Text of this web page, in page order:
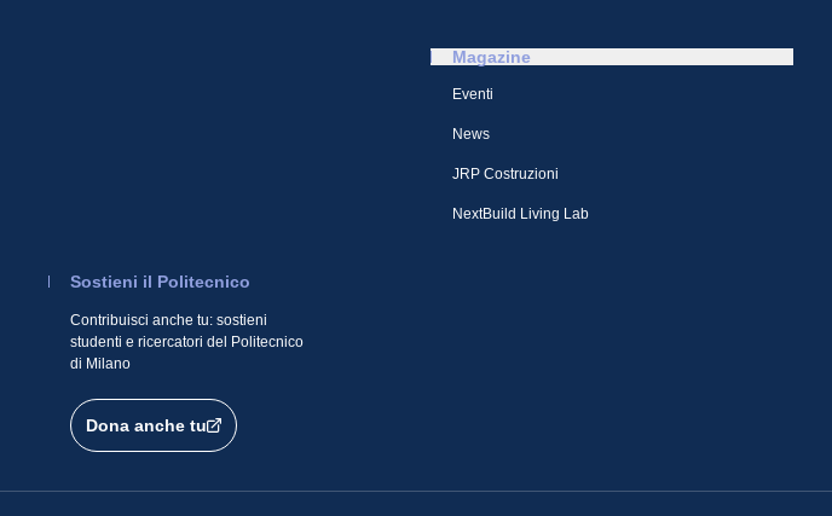
Magazine
Eventi
News
JRP Costruzioni
NextBuild Living Lab
Sostieni il Politecnico
Contribuisci anche tu: sostieni
studenti e ricercatori del Politecnico
di Milano
Dona anche tu